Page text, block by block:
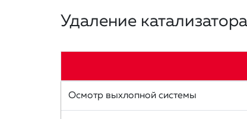
Удаление
Осмотр выхлопной системы